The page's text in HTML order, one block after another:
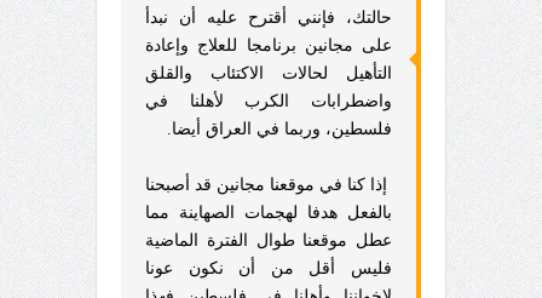
حالتك، فإنني أقترح عليه أن نبدأ
على مجانين برنامجا للعلاج وإعادة
التأهيل لحالات الاكتئاب والقلق
واضطرابات الكرب لأهلنا في
فلسطين، وربما في العراق أيضا.
إذا كنا في موقعنا مجانين قد أصبحنا
بالفعل هدفا لهجمات الصهاينة مما
عطل موقعنا طوال الفترة الماضية
فليس أقل من أن نكون عونا